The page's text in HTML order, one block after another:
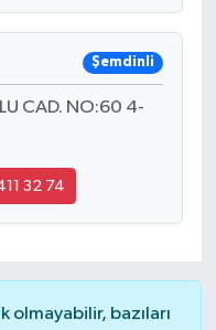
Şemdinli
CAD. NO:60 4-
32 74
olmayabilir, bazıları